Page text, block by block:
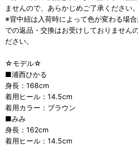
ませんので、あらかじめご了承ください。
※背中紐は入荷時によって色が変わる場
での返品・交換はお受けしておりません
ださい。
☆モデル☆
■浦西ひかる
身長：168cm
着用ヒール：14.5cm
着用カラー：ブラウン
■みみ
身長：162cm
着用ヒール：14.5cm